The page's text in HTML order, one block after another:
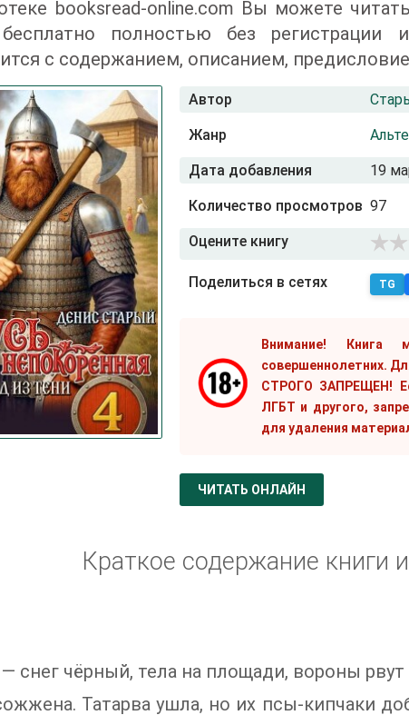
booksread-online.com Вы можете
полностью без
с содержанием, описанием,
Автор
Жанр
Дата добавления 19
Количество просмотров 97
Оцените книгу
Поделиться в сетях TG
Внимание! Книга
совершеннолетних.
СТРОГО ЗАПРЕЩЕН!
ЛГБТ и другого,
для удаления
ЧИТАТЬ ОНЛАЙН
Краткое содержание книги
снег чёрный, тела на площади, вороны
Татарва ушла, но их псы-кипчаки